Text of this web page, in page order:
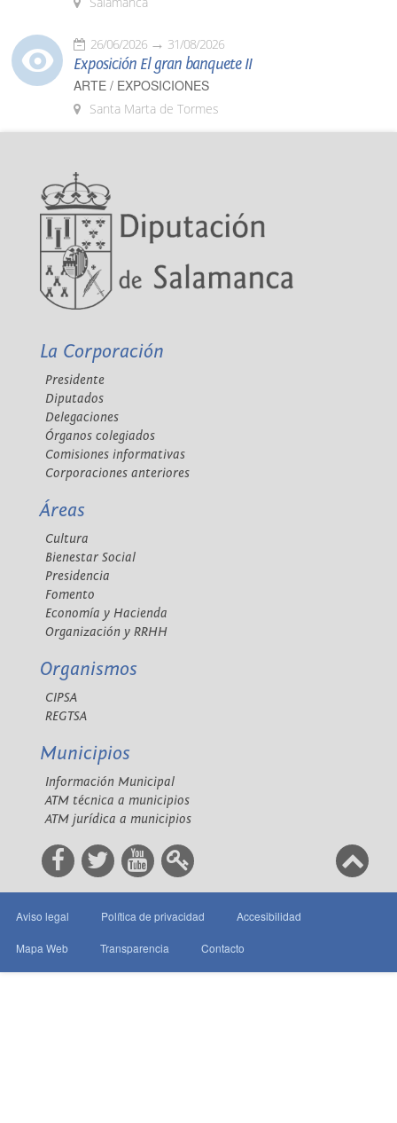
26/06/2026 31/08/2026
Exposición El gran banquete II
ARTE / EXPOSICIONES
Santa Marta de Tormes
La Corporación
Presidente
Diputados
Delegaciones
Órganos colegiados
Comisiones informativas
Corporaciones anteriores
Áreas
Cultura
Bienestar Social
Presidencia
Fomento
Economía y Hacienda
Organización y RRHH
Organismos
CIPSA
REGTSA
Municipios
Información Municipal
ATM técnica a municipios
ATM jurídica a municipios
Aviso legal Política de privacidad Accesibilidad
Mapa Web Transparencia Contacto